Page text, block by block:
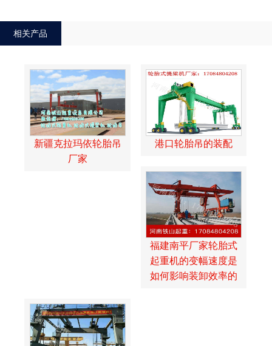
相关产品
新疆克拉玛依轮胎吊
厂家
港口轮胎吊的装配
福建南平厂家轮胎式
起重机的变幅速度是
如何影响装卸效率的